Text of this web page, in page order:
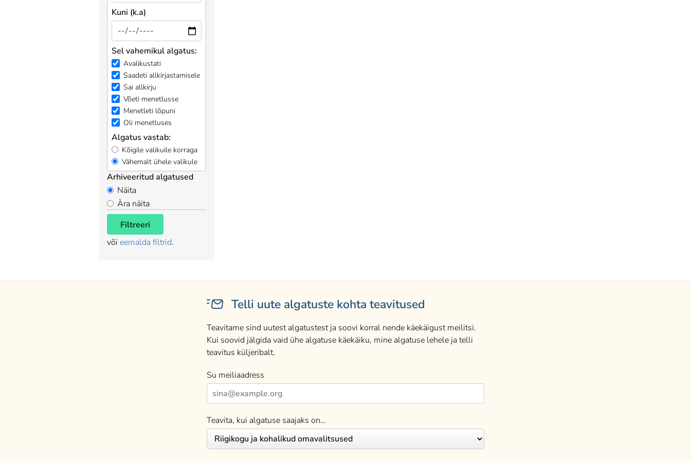
Kuni (k.a)
Sel vahemikul algatus:
Avalikustati
Saadeti allkirjastamisele
Sai allkirju
Võeti menetlusse
Menetleti lõpuni
Oli menetluses
Algatus vastab:
Kõigile valikuile korraga
Vähemalt ühele valikule
Arhiveeritud algatused
Näita
Ära näita
Filtreeri
või eemalda filtrid.
Telli uute algatuste kohta teavitused
Teavitame sind uutest algatustest ja soovi korral nende käekäigust meilitsi.
Kui soovid jälgida vaid ühe algatuse käekäiku, mine algatuse lehele ja telli
teavitus küljeribalt.
Su meiliaadress
Teavita, kui algatuse saajaks on…